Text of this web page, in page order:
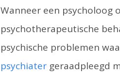
Wanneer een psycholoog
psychotherapeutische
psychische problemen
psychiater geraadpleegd